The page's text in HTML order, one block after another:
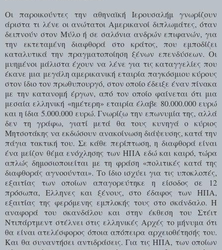
Οι παροικούντες την αθηναϊκή Ιερουσαλήμ γνωρίζουν
άριστα τι λένε οι ανώτατοι Αμερικανοί διπλωμάτες, όταν
δειπνούν στον Μύλο ή σε σαλόνια ανδρών επιφανών, για
την εκτεταμένη διαφθορά στο κράτος, που εμποδίζει
καταλυτικά την πραγματοποίηση ξένων επενδύσεων. Οι
μυημένοι μάλιστα έχουν να λένε για τις καταγγελίες που
έκανε μια μεγάλη αμερικανική εταιρία παγκόσμιου κύρους
στον ίδιο τον πρωθυπουργό, στον οποίο έδειξε έναν πίνακα
με την κατανομή έργων, από τον οποίο φαίνεται ότι μια
μεσαία ελληνική «ημέτερη» εταιρία έλαβε 80.000.000 ευρώ
και η ίδια 5.000.000 ευρώ. Γνωρίζω την επωνυμία της, αλλά
δεν τη γράφω, γιατί μετά θα τους κυνηγά ο κύριος
Μητσοτάκης να εκδώσουν ανακοίνωση διάψευσης, κατά την
πάγια τακτική του. Σε κάθε περίπτωση, η διαφθορά είναι
ένα μείζον θέμα ενόχλησης των ΗΠΑ εδώ και καιρό, τώρα
απλώς δημοσιοποιείται με τη φράση «πολιτικές κατά της
διαφθοράς αγνοούνται». Το ίδιο ισχύει για τις υποκλοπές,
εξαιτίας των οποίων απαγορεύτηκε η είσοδος σε 12
πρόσωπα, Ελληνες και ξένους, στο έδαφος των ΗΠΑ,
εξαιτίας της φερόμενης εμπλοκής τους στο σκάνδαλο. Η
αναφορά του σκανδάλου και στην έκθεση του Στέιτ
Ντιπάρτμεντ στέλνει στις ελληνικές Αρχές το μήνυμα ότι
θα είναι ατελέσφορος όποια απόπειρα αρχειοθέτησής του.
Και θα συναντήσει αντιδράσεις. Για τις ΗΠΑ, των οποίων